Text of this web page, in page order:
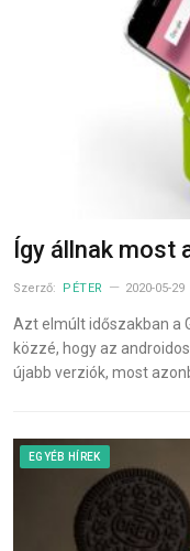
Így állnak most
Szerző: PÉTER 2020-05-29
Azt elmúlt időszakban a
közzé, hogy az
újabb verziók, most
EGYÉB HÍREK